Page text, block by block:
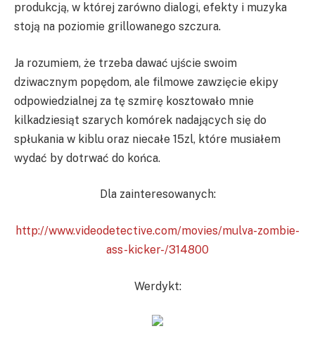
produkcją, w której zarówno dialogi, efekty i muzyka
stoją na poziomie grillowanego szczura.
Ja rozumiem, że trzeba dawać ujście swoim
dziwacznym popędom, ale filmowe zawzięcie ekipy
odpowiedzialnej za tę szmirę kosztowało mnie
kilkadziesiąt szarych komórek nadających się do
spłukania w kiblu oraz niecałe 15zl, które musiałem
wydać by dotrwać do końca.
Dla zainteresowanych:
http://www.videodetective.com/movies/mulva-zombie-
ass-kicker-/314800
Werdykt: